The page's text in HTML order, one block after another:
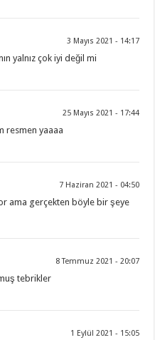
3 Mayıs 2021 - 14:17
yalnız çok iyi değil mi
25 Mayıs 2021 - 17:44
resmen yaaaa
7 Haziran 2021 - 04:50
ama gerçekten böyle bir şeye
8 Temmuz 2021 - 20:07
tebrikler
1 Eylül 2021 - 15:05